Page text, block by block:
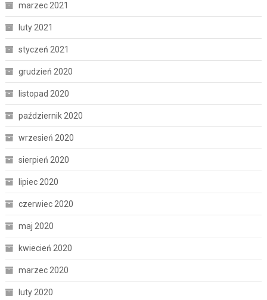
marzec 2021
luty 2021
styczeń 2021
grudzień 2020
listopad 2020
październik 2020
wrzesień 2020
sierpień 2020
lipiec 2020
czerwiec 2020
maj 2020
kwiecień 2020
marzec 2020
luty 2020